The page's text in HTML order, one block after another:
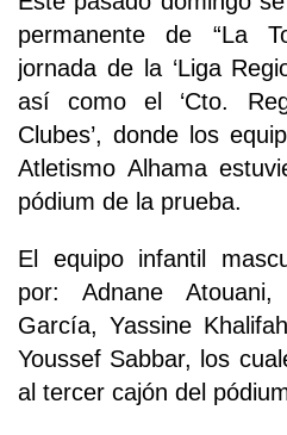
permanente de “La
jornada de la ‘Liga
así como el ‘Cto.
Clubes’, donde los
Atletismo Alhama
pódium de la prueba.
El equipo infantil
por: Adnane
García, Yassine
Youssef Sabbar, los
al tercer cajón del